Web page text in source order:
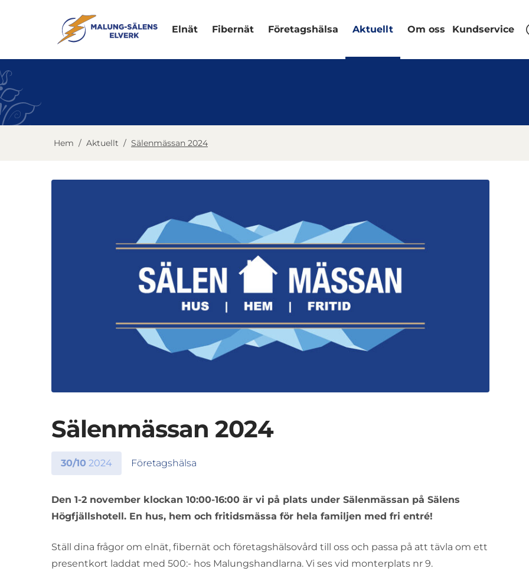
Elnät Fibernät Företagshälsa Aktuellt Om oss Kundservice
Hem / Aktuellt / Sälenmässan 2024
Sälenmässan 2024
30/10 2024 Företagshälsa
Den 1-2 november klockan 10:00-16:00 är vi på plats under Sälenmässan på Sälens
Högfjällshotell. En hus, hem och fritidsmässa för hela familjen med fri entré!
Ställ dina frågor om elnät, fibernät och företagshälsovård till oss och passa på att tävla om ett
presentkort laddat med 500:- hos Malungshandlarna. Vi ses vid monterplats nr 9.